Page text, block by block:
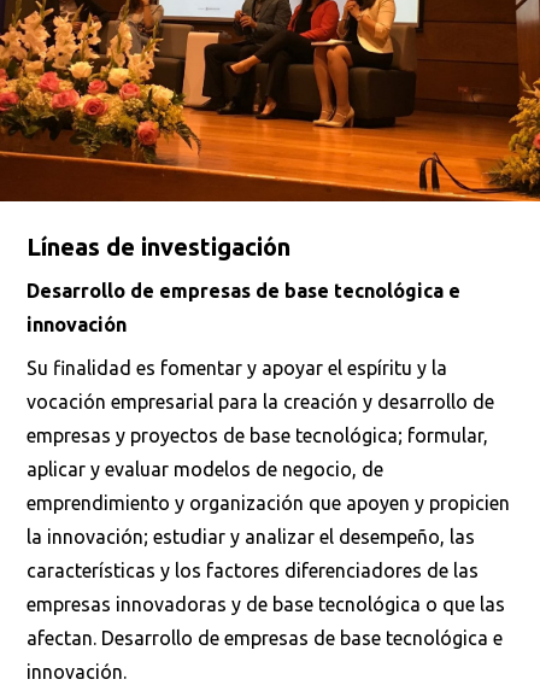
Líneas de investigación
Desarrollo de empresas de base tecnológica e
innovación
Su finalidad es fomentar y apoyar el espíritu y la
vocación empresarial para la creación y desarrollo de
empresas y proyectos de base tecnológica; formular,
aplicar y evaluar modelos de negocio, de
emprendimiento y organización que apoyen y propicien
la innovación; estudiar y analizar el desempeño, las
características y los factores diferenciadores de las
empresas innovadoras y de base tecnológica o que las
afectan. Desarrollo de empresas de base tecnológica e
innovación.